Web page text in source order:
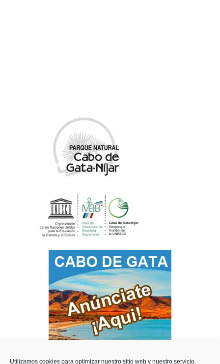
Utilizamos cookies para optimizar nuestro sitio web y nuestro servicio.